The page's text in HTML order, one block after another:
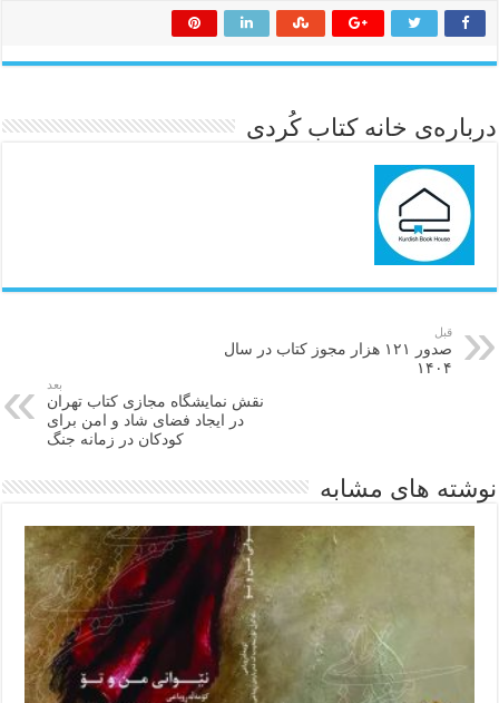
درباره‌ی خانه کتاب کُردی
قبل
صدور ۱۲۱ هزار مجوز کتاب در سال
۱۴۰۴
بعد
نقش نمایشگاه مجازی کتاب تهران
در ایجاد فضای شاد و امن برای
کودکان در زمانه جنگ
نوشته های مشابه